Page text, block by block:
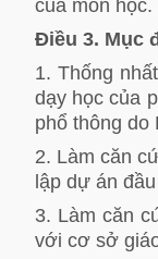
của môn học.
Điều 3. Mục
1. Thống
dạy học của
phổ thông
2. Làm căn
lập dự án
3. Làm căn
với cơ sở